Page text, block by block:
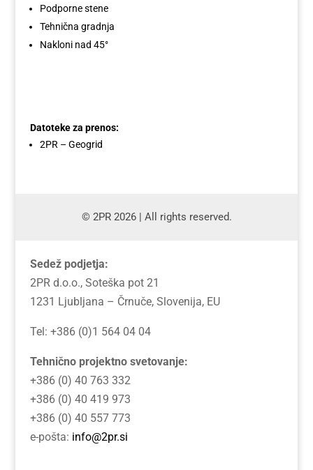
Podporne stene
Tehnična gradnja
Nakloni nad 45°
Datoteke za prenos:
2PR – Geogrid
© 2PR 2026 | All rights reserved.
Sedež podjetja:
2PR d.o.o., Soteška pot 21
1231 Ljubljana – Črnuče, Slovenija, EU
Tel: +386 (0)1 564 04 04
Tehnično projektno svetovanje:
+386 (0) 40 763 332
+386 (0) 40 419 973
+386 (0) 40 557 773
e-pošta: info@2pr.si